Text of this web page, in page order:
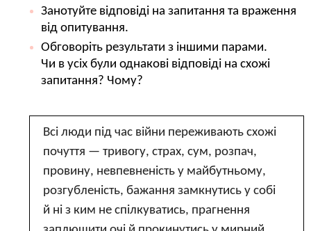
Занотуйте відповіді на запитання та враження
від опитування.
Обговоріть результати з іншими парами.
Чи в усіх були однакові відповіді на схожі
запитання? Чому?
Всі люди під час війни переживають схожі
почуття — тривогу, страх, сум, розпач,
провину, невпевненість у майбутньому,
розгубленість, бажання замкнутись у собі
й ні з ким не спілкуватись, прагнення